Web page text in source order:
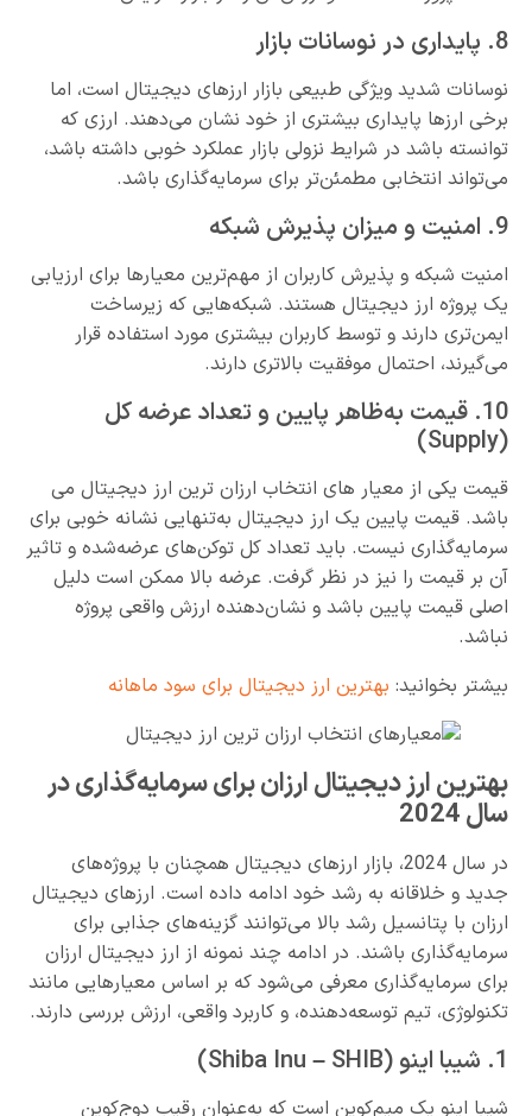
8. پایداری در نوسانات بازار
نوسانات شدید ویژگی طبیعی بازار ارزهای دیجیتال است، اما
برخی ارزها پایداری بیشتری از خود نشان می‌دهند. ارزی که
توانسته باشد در شرایط نزولی بازار عملکرد خوبی داشته باشد،
می‌تواند انتخابی مطمئن‌تر برای سرمایه‌گذاری باشد.
9. امنیت و میزان پذیرش شبکه
امنیت شبکه و پذیرش کاربران از مهم‌ترین معیارها برای ارزیابی
یک پروژه ارز دیجیتال هستند. شبکه‌هایی که زیرساخت
ایمن‌تری دارند و توسط کاربران بیشتری مورد استفاده قرار
می‌گیرند، احتمال موفقیت بالاتری دارند.
10. قیمت به‌ظاهر پایین و تعداد عرضه کل
(Supply)
قیمت یکی از معیار های انتخاب ارزان ترین ارز دیجیتال می
باشد. قیمت پایین یک ارز دیجیتال به‌تنهایی نشانه خوبی برای
سرمایه‌گذاری نیست. باید تعداد کل توکن‌های عرضه‌شده و تاثیر
آن بر قیمت را نیز در نظر گرفت. عرضه بالا ممکن است دلیل
اصلی قیمت پایین باشد و نشان‌دهنده ارزش واقعی پروژه
نباشد.
بیشتر بخوانید: بهترین ارز دیجیتال برای سود ماهانه
بهترین ارز دیجیتال ارزان برای سرمایه‌گذاری در
سال 2024
در سال 2024، بازار ارزهای دیجیتال همچنان با پروژه‌های
جدید و خلاقانه به رشد خود ادامه داده است. ارزهای دیجیتال
ارزان با پتانسیل رشد بالا می‌توانند گزینه‌های جذابی برای
سرمایه‌گذاری باشند. در ادامه چند نمونه از ارز دیجیتال ارزان
برای سرمایه‌گذاری معرفی می‌شود که بر اساس معیارهایی مانند
تکنولوژی، تیم توسعه‌دهنده، و کاربرد واقعی، ارزش بررسی دارند.
1. شیبا اینو (Shiba Inu – SHIB)
شیبا اینو یک میم‌کوین است که به‌عنوان رقیب دوج‌کوین